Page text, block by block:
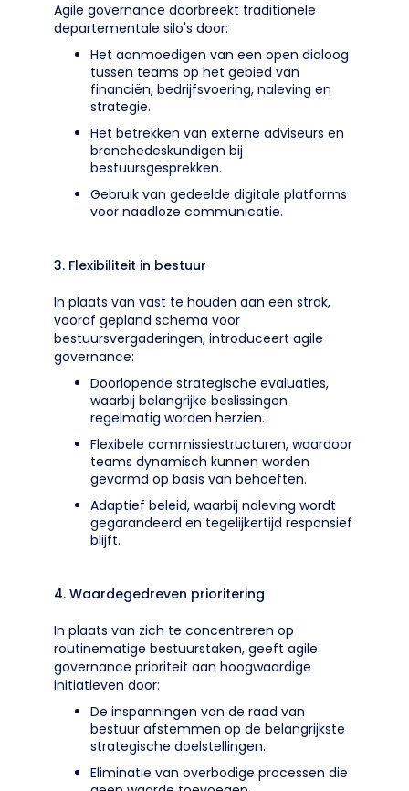
Agile governance doorbreekt traditionele
departementale silo's door:
Het aanmoedigen van een open dialoog
tussen teams op het gebied van
financiën, bedrijfsvoering, naleving en
strategie.
Het betrekken van externe adviseurs en
branchedeskundigen bij
bestuursgesprekken.
Gebruik van gedeelde digitale platforms
voor naadloze communicatie.
3. Flexibiliteit in bestuur
In plaats van vast te houden aan een strak,
vooraf gepland schema voor
bestuursvergaderingen, introduceert agile
governance:
Doorlopende strategische evaluaties,
waarbij belangrijke beslissingen
regelmatig worden herzien.
Flexibele commissiestructuren, waardoor
teams dynamisch kunnen worden
gevormd op basis van behoeften.
Adaptief beleid, waarbij naleving wordt
gegarandeerd en tegelijkertijd responsief
blijft.
4. Waardegedreven prioritering
In plaats van zich te concentreren op
routinematige bestuurstaken, geeft agile
governance prioriteit aan hoogwaardige
initiatieven door:
De inspanningen van de raad van
bestuur afstemmen op de belangrijkste
strategische doelstellingen.
Eliminatie van overbodige processen die